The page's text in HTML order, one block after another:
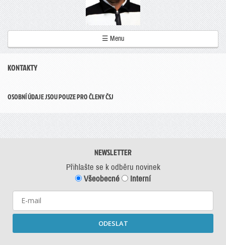
☰ Menu
KONTAKTY
OSOBNÍ ÚDAJE JSOU POUZE PRO ČLENY ČSJ
NEWSLETTER
Přihlašte se k odběru novinek
Všeobecné
Interní
ODESLAT